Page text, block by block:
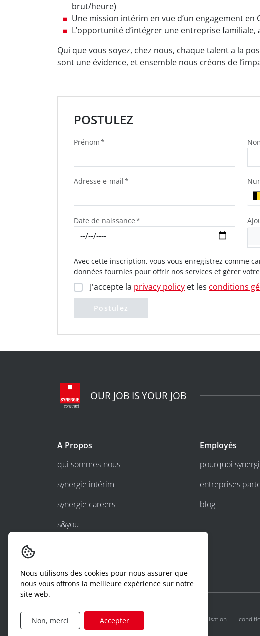
brut/heure)
Une mission intérim en vue d’un engagement en
L’opportunité d’intégrer une entreprise
Qui que vous soyez, chez nous, chaque talent a la
sont une évidence, et ensemble nous créons de
POSTULEZ
Prénom
Adresse e-mail
Date de naissance
Avec cette inscription, vous vous enregistrez comme
données fournies pour offrir nos services et gérer
J'accepte la privacy policy et les conditions
Postulez
OUR JOB IS YOUR JOB
A Propos
qui sommes-nous
synergie intérim
synergie careers
s&you
Employés
pourquoi
entreprises
blog
confidentialité et cookies conditions générales d'utilisation
Nous utilisons des cookies pour nous assurer que
nous vous offrons la meilleure expérience sur notre
site web.
Non, merci Accepter